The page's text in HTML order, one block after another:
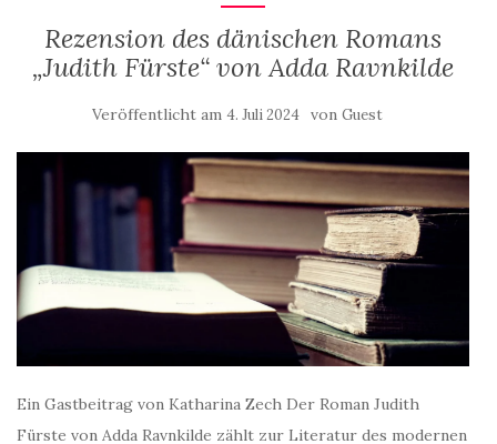
Rezension des dänischen Romans
„Judith Fürste“ von Adda Ravnkilde
Veröffentlicht am 4. Juli 2024 von Guest
Ein Gastbeitrag von Katharina Zech Der Roman Judith
Fürste von Adda Ravnkilde zählt zur Literatur des modernen